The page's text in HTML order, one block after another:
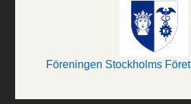
Föreningen Stockholms